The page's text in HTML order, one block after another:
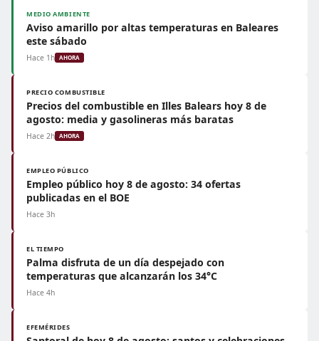
MEDIO AMBIENTE
Aviso amarillo por altas temperaturas en Baleares
este sábado
Hace 1h AHORA
PRECIO COMBUSTIBLE
Precios del combustible en Illes Balears hoy 8 de
agosto: media y gasolineras más baratas
Hace 2h AHORA
EMPLEO PÚBLICO
Empleo público hoy 8 de agosto: 34 ofertas
publicadas en el BOE
Hace 3h
EL TIEMPO
Palma disfruta de un día despejado con
temperaturas que alcanzarán los 34°C
Hace 4h
EFEMÉRIDES